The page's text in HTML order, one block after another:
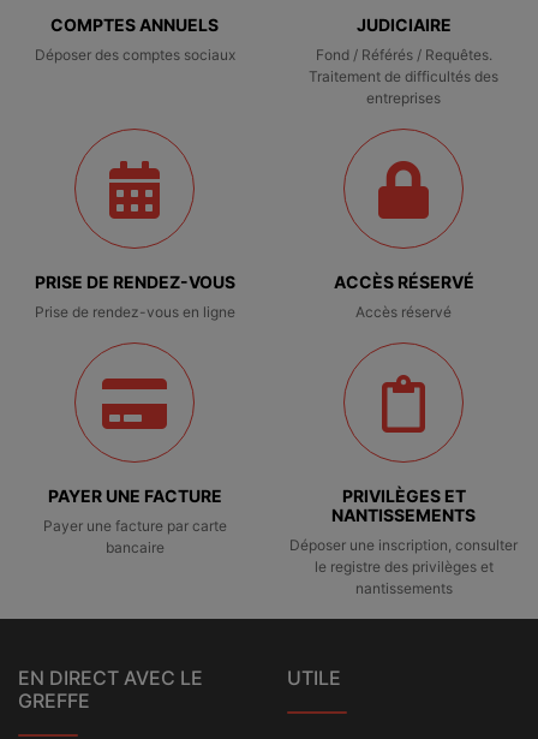
COMPTES ANNUELS
Déposer des comptes sociaux
JUDICIAIRE
Fond / Référés / Requêtes.
Traitement de difficultés des
entreprises
PRISE DE RENDEZ-VOUS
Prise de rendez-vous en ligne
ACCÈS RÉSERVÉ
Accès réservé
PAYER UNE FACTURE
Payer une facture par carte
bancaire
PRIVILÈGES ET
NANTISSEMENTS
Déposer une inscription, consulter
le registre des privilèges et
nantissements
EN DIRECT AVEC LE
GREFFE
UTILE